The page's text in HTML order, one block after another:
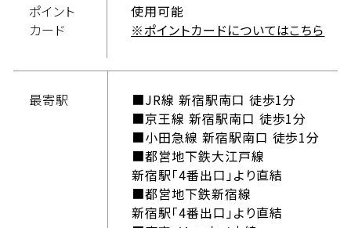
ポイント
カード
使用可能
※ポイントカードについてはこちら
最寄駅
■JR線 新宿駅南口 徒歩1分
■京王線 新宿駅南口 徒歩1分
■小田急線 新宿駅南口 徒歩1分
■都営地下鉄大江戸線
新宿駅「4番出口」より直結
■都営地下鉄新宿線
新宿駅「4番出口」より直結